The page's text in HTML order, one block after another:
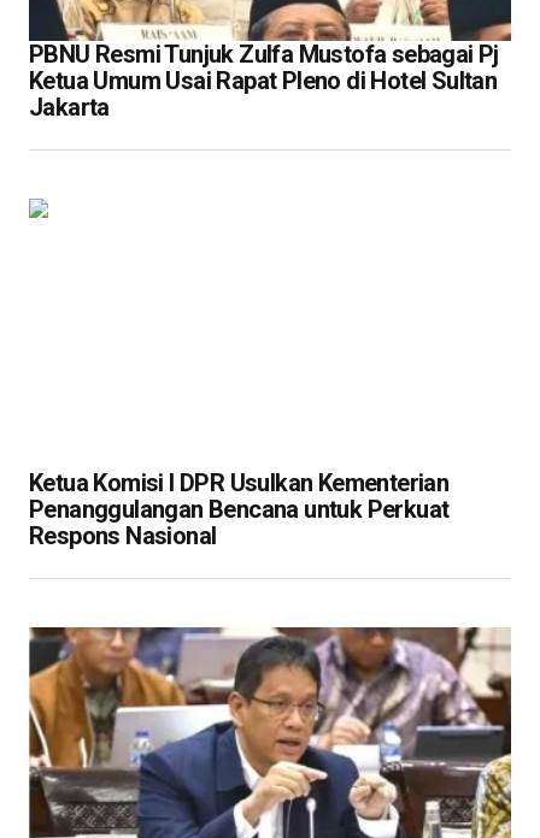
PBNU Resmi Tunjuk Zulfa Mustofa sebagai Pj
Ketua Umum Usai Rapat Pleno di Hotel Sultan
Jakarta
Ketua Komisi I DPR Usulkan Kementerian
Penanggulangan Bencana untuk Perkuat
Respons Nasional